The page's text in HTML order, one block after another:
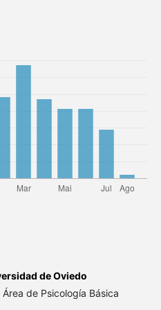
de Oviedo
de Psicología Básica